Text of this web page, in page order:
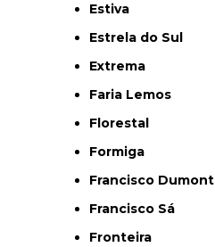
Estiva
Estrela do Sul
Extrema
Faria Lemos
Florestal
Formiga
Francisco Dumont
Francisco Sá
Fronteira